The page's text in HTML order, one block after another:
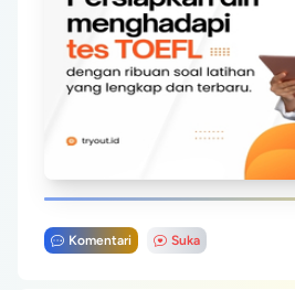
Komentari Suka